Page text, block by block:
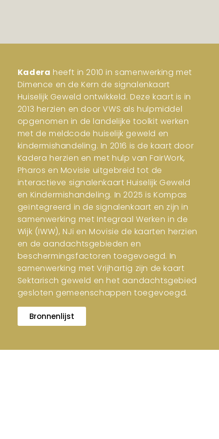
Kadera heeft in 2010 in samenwerking met
Dimence en de Kern de signalenkaart
Huiselijk Geweld ontwikkeld. Deze kaart is in
2013 herzien en door VWS als hulpmiddel
opgenomen in de landelijke toolkit werken
met de meldcode huiselijk geweld en
kindermishandeling. In 2016 is de kaart door
Kadera herzien en met hulp van FairWork,
Pharos en Movisie uitgebreid tot de
interactieve signalenkaart Huiselijk Geweld
en Kindermishandeling. In 2025 is Kompas
geïntegreerd in de signalenkaart en zijn in
samenwerking met Integraal Werken in de
Wijk (IWW), NJi en Movisie de kaarten herzien
en de aandachtsgebieden en
beschermingsfactoren toegevoegd. In
samenwerking met Vrijhartig zijn de kaart
Sektarisch geweld en het aandachtsgebied
gesloten gemeenschappen toegevoegd.
Bronnenlijst